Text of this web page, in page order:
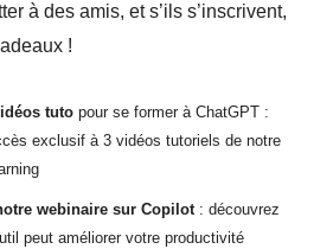
à des amis, et s’ils s’inscrivent,
!
tuto pour se former à ChatGPT :
exclusif à 3 vidéos tutoriels de notre
webinaire sur Copilot: découvrez
peut améliorer votre productivité